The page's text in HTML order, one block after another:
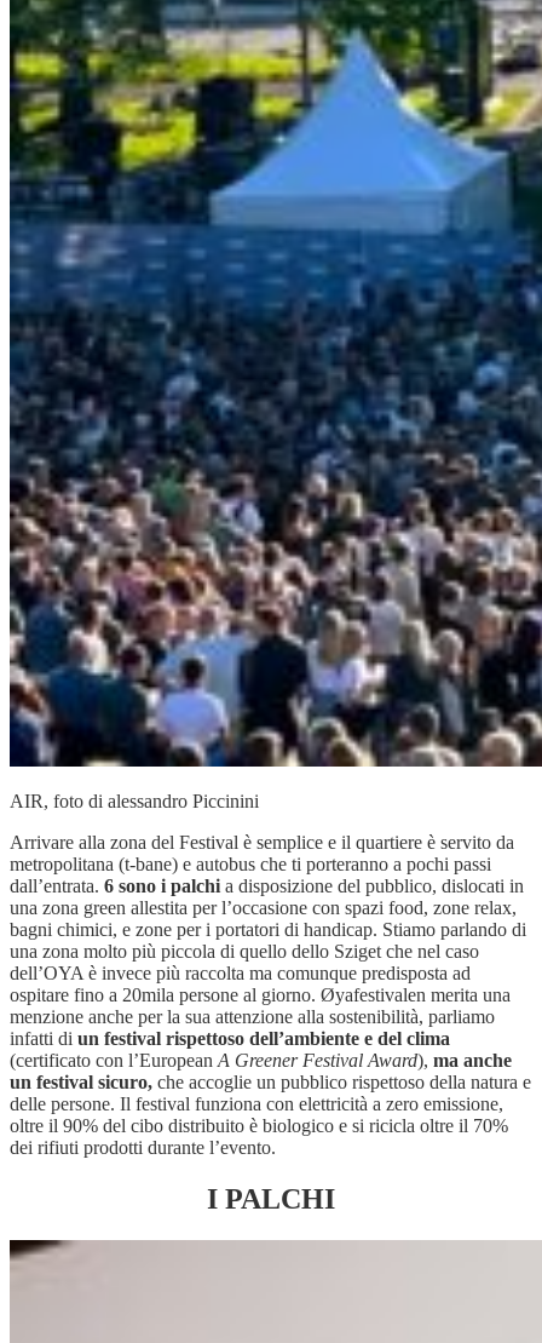
AIR, foto di alessandro Piccinini
Arrivare alla zona del Festival è semplice e il quartiere è servito da
metropolitana (t-bane) e autobus che ti porteranno a pochi passi
dall’entrata. 6 sono i palchi a disposizione del pubblico, dislocati in
una zona green allestita per l’occasione con spazi food, zone relax,
bagni chimici, e zone per i portatori di handicap. Stiamo parlando di
una zona molto più piccola di quello dello Sziget che nel caso
dell’OYA è invece più raccolta ma comunque predisposta ad
ospitare fino a 20mila persone al giorno. Øyafestivalen merita una
menzione anche per la sua attenzione alla sostenibilità, parliamo
infatti di un festival rispettoso dell’ambiente e del clima
(certificato con l’European A Greener Festival Award), ma anche
un festival sicuro, che accoglie un pubblico rispettoso della natura e
delle persone. Il festival funziona con elettricità a zero emissione,
oltre il 90% del cibo distribuito è biologico e si ricicla oltre il 70%
dei rifiuti prodotti durante l’evento.
I PALCHI